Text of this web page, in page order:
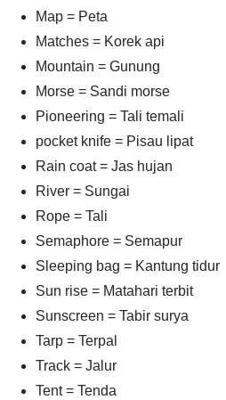
Map = Peta
Matches = Korek api
Mountain = Gunung
Morse = Sandi morse
Pioneering = Tali temali
pocket knife = Pisau lipat
Rain coat = Jas hujan
River = Sungai
Rope = Tali
Semaphore = Semapur
Sleeping bag = Kantung tidur
Sun rise = Matahari terbit
Sunscreen = Tabir surya
Tarp = Terpal
Track = Jalur
Tent = Tenda